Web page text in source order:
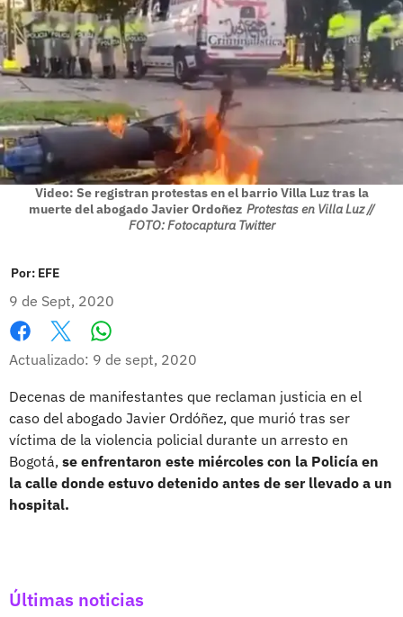
Video: Se registran protestas en el barrio Villa Luz tras la
muerte del abogado Javier Ordoñez Protestas en Villa Luz //
FOTO: Fotocaptura Twitter
Por: EFE
9 de Sept, 2020
Facebook
X
Actualizado: 9 de sept, 2020
Decenas de manifestantes que reclaman justicia en el
caso del abogado Javier Ordóñez, que murió tras ser
víctima de la violencia policial durante un arresto en
Bogotá, se enfrentaron este miércoles con la Policía en
la calle donde estuvo detenido antes de ser llevado a un
hospital.
Últimas noticias